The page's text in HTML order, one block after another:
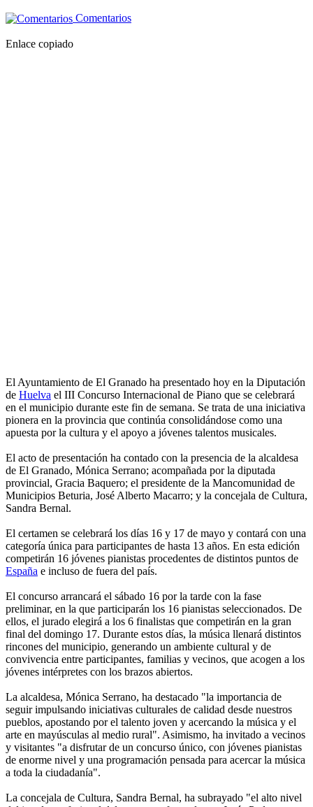
Comentarios
Enlace copiado
El Ayuntamiento de El Granado ha presentado hoy en la Diputación
de Huelva el III Concurso Internacional de Piano que se celebrará
en el municipio durante este fin de semana. Se trata de una iniciativa
pionera en la provincia que continúa consolidándose como una
apuesta por la cultura y el apoyo a jóvenes talentos musicales.
El acto de presentación ha contado con la presencia de la alcaldesa
de El Granado, Mónica Serrano; acompañada por la diputada
provincial, Gracia Baquero; el presidente de la Mancomunidad de
Municipios Beturia, José Alberto Macarro; y la concejala de Cultura,
Sandra Bernal.
El certamen se celebrará los días 16 y 17 de mayo y contará con una
categoría única para participantes de hasta 13 años. En esta edición
competirán 16 jóvenes pianistas procedentes de distintos puntos de
España e incluso de fuera del país.
El concurso arrancará el sábado 16 por la tarde con la fase
preliminar, en la que participarán los 16 pianistas seleccionados. De
ellos, el jurado elegirá a los 6 finalistas que competirán en la gran
final del domingo 17. Durante estos días, la música llenará distintos
rincones del municipio, generando un ambiente cultural y de
convivencia entre participantes, familias y vecinos, que acogen a los
jóvenes intérpretes con los brazos abiertos.
La alcaldesa, Mónica Serrano, ha destacado "la importancia de
seguir impulsando iniciativas culturales de calidad desde nuestros
pueblos, apostando por el talento joven y acercando la música y el
arte en mayúsculas al medio rural". Asimismo, ha invitado a vecinos
y visitantes "a disfrutar de un concurso único, con jóvenes pianistas
de enorme nivel y una programación pensada para acercar la música
a toda la ciudadanía".
La concejala de Cultura, Sandra Bernal, ha subrayado "el alto nivel